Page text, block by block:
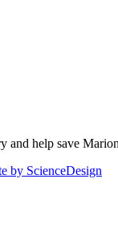
and help save
by ScienceDesign